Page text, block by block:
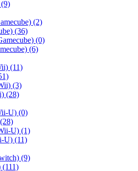
(9)
(2)
(36)
(0)
(6)
(11)
(3)
(28)
U) (0)
(28)
U) (1)
U) (11)
(9)
(111)